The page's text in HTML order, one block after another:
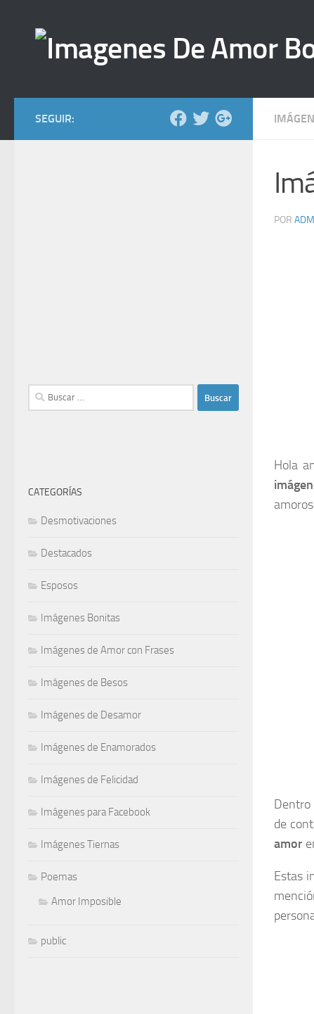
POR
Hola
Dentro
de
amor
Estas
SEGUIR:
Buscar:
CATEGORÍAS
Desmotivaciones
Destacados
Esposos
Imágenes Bonitas
Imágenes de Amor con Frases
Imágenes de Besos
Imágenes de Desamor
Imágenes de Enamorados
Imágenes de Felicidad
Imágenes para Facebook
Imágenes Tiernas
Poemas
Amor Imposible
public